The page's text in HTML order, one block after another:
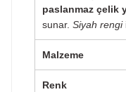
paslanmaz çelik
sunar. Siyah rengi
Malzeme
Renk